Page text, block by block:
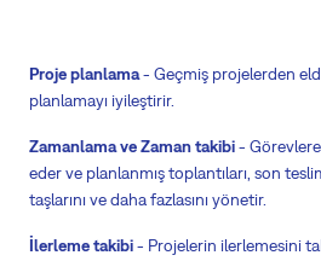
Proje planlama- Geçmiş projelerden
planlamayı iyileştirir.
Zamanlama ve Zaman takibi-
eder ve planlanmış toplantıları, son
taşlarını ve daha fazlasını yönetir.
İlerleme takibi- Projelerin ilerlemesini